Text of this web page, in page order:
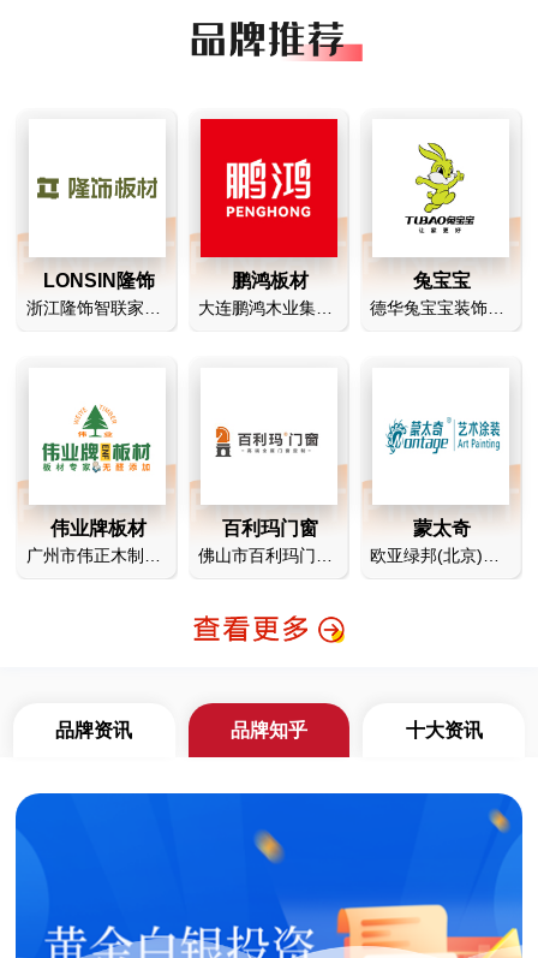
LONSIN隆饰 鹏鸿板材
大连鹏鸿木业集团有限公司
兔宝宝
德华兔宝宝装饰新材股份有限公司
伟业牌板材
广州市伟正木制品有限公司
百利玛门窗
佛山市百利玛门窗有限公司
蒙太奇
欧亚绿邦(北京)科技有限公司
品牌资讯 品牌知乎 十大资讯